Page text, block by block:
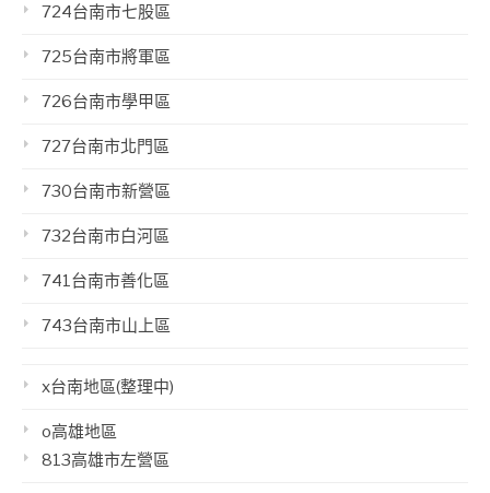
724台南市七股區
725台南市將軍區
726台南市學甲區
727台南市北門區
730台南市新營區
732台南市白河區
741台南市善化區
743台南市山上區
x台南地區(整理中)
o高雄地區
813高雄市左營區